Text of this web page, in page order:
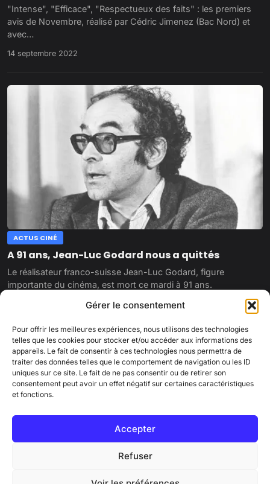
Gérer le consentement
Pour offrir les meilleures expériences, nous utilisons des technologies
telles que les cookies pour stocker et/ou accéder aux informations des
appareils. Le fait de consentir à ces technologies nous permettra de
traiter des données telles que le comportement de navigation ou les ID
uniques sur ce site. Le fait de ne pas consentir ou de retirer son
consentement peut avoir un effet négatif sur certaines caractéristiques
et fonctions.
Accepter
Refuser
"Intense", "Efficace", "Respectueux des faits" : les premiers
avis de Novembre, réalisé par Cédric Jimenez (Bac Nord) et
avec…
14 septembre 2022
ACTUS CINÉ
A 91 ans, Jean-Luc Godard nous a quittés
Le réalisateur franco-suisse Jean-Luc Godard, figure
importante du cinéma, est mort ce mardi à 91 ans.
PINKCORN
Contactez-nous
Charte éditorialeCookiesPolitique de confidentialité
© 2026 Pinkcorn.fr - Tous droits réservés